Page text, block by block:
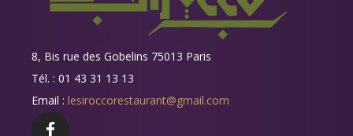
8, Bis rue des Gobelins 75013 Paris
Tél. : 01 43 31 13 13
Email : lesiroccorestaurant@gmail.com